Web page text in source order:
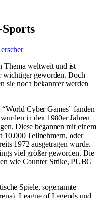
Thema weltweit und ist
wichtiger geworden. Doch
sie noch bekannter werden
Cyber Games” fanden
in den 1980er Jahren
Diese begannen mit einem
10.000 Teilnehmern, oder
1972 ausgetragen wurde.
viel größer geworden. Die
wie Counter Strike, PUBG
Spiele, sogenannte
League of Legends und